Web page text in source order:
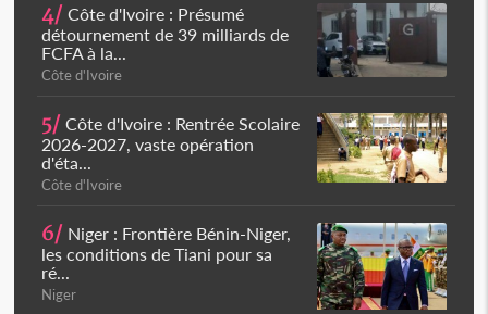
4/ Côte d'Ivoire : Présumé
détournement de 39 milliards de
FCFA à la...
Côte d'Ivoire
5/ Côte d'Ivoire : Rentrée Scolaire
2026-2027, vaste opération
d'éta...
Côte d'Ivoire
6/ Niger : Frontière Bénin-Niger,
les conditions de Tiani pour sa
ré...
Niger